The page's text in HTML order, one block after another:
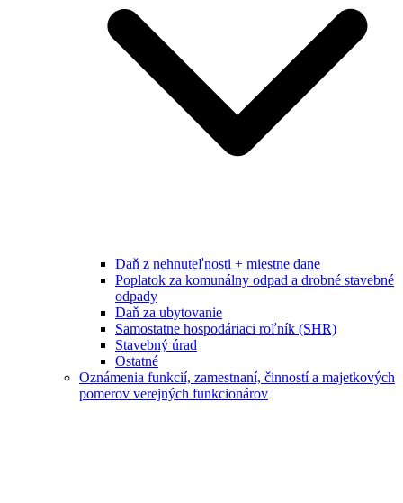
Daň z nehnuteľnosti + miestne dane
Poplatok za komunálny odpad a drobné stavebné
odpady
Daň za ubytovanie
Samostatne hospodáriaci roľník (SHR)
Stavebný úrad
Ostatné
Oznámenia funkcií, zamestnaní, činností a majetkových
pomerov verejných funkcionárov